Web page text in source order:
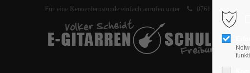
Für eine Kennenlernstunde einfach anrufen unter 0761 400 10 64